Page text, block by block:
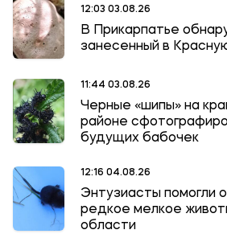
12:03 03.08.26
В Прикарпатье
занесенный в
11:44 03.08.26
Черные «шипы» на
районе
будущих бабочек
12:16 04.08.26
Энтузиасты помогли
редкое мелкое
области